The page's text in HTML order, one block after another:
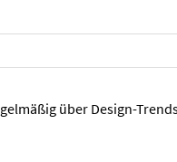
über Design-